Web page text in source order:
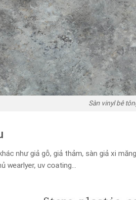
Sàn vinyl bê
như giả gỗ, giả thảm, sàn giả xi
wearlyer, uv coating…